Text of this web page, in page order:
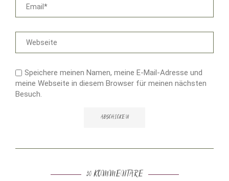
Speichere meinen Namen, meine E-Mail-Adresse und
meine Webseite in diesem Browser für meinen nächsten
Besuch.
30 KOMMENTARE